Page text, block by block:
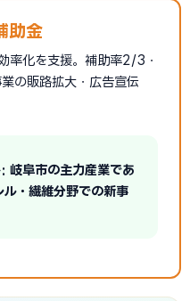
助金
率化を支援。補助率2/3・
の販路拡大・広告宣伝
岐阜市の主力産業であ
ル・繊維分野での新事